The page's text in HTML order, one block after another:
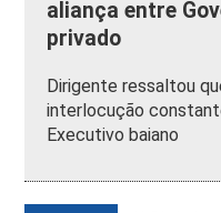
aliança entre
privado
Dirigente ressaltou
interlocução
Executivo baiano